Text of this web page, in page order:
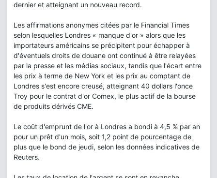
dernier et atteignant un nouveau record.
Les affirmations anonymes citées par le Financial Times
selon lesquelles Londres « manque d'or » alors que les
importateurs américains se précipitent pour échapper à
d'éventuels droits de douane ont continué à être relayées
par la presse et les médias sociaux, tandis que l'écart entre
les prix à terme de New York et les prix au comptant de
Londres s'est encore creusé, atteignant 40 dollars l'once
Troy pour le contrat d'or Comex, le plus actif de la bourse
de produits dérivés CME.
Le coût d'emprunt de l'or à Londres a bondi à 4,5 % par an
pour un prêt d'un mois, soit 1,2 point de pourcentage de
plus que le bond de jeudi, selon les données indicatives de
Reuters.